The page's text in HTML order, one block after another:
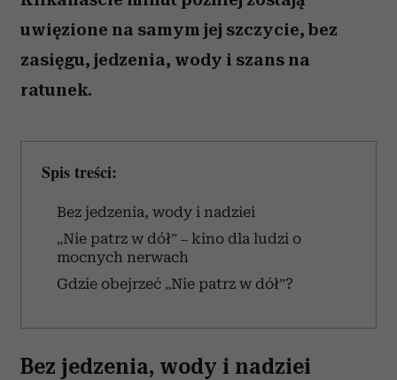
uwięzione na samym jej szczycie, bez
zasięgu, jedzenia, wody i szans na
ratunek.
Spis treści:
Bez jedzenia, wody i nadziei
„Nie patrz w dół” – kino dla ludzi o
mocnych nerwach
Gdzie obejrzeć „Nie patrz w dół”?
Bez jedzenia, wody i nadziei